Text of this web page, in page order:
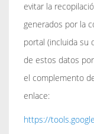
evitar la
generados por la
portal (incluida su
de estos datos
el complemento
enlace:
https://